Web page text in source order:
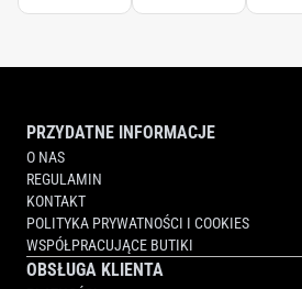
PRZYDATNE INFORMACJE
O NAS
REGULAMIN
KONTAKT
POLITYKA PRYWATNOŚCI I COOKIES
WSPÓŁPRACUJĄCE BUTIKI
OBSŁUGA KLIENTA